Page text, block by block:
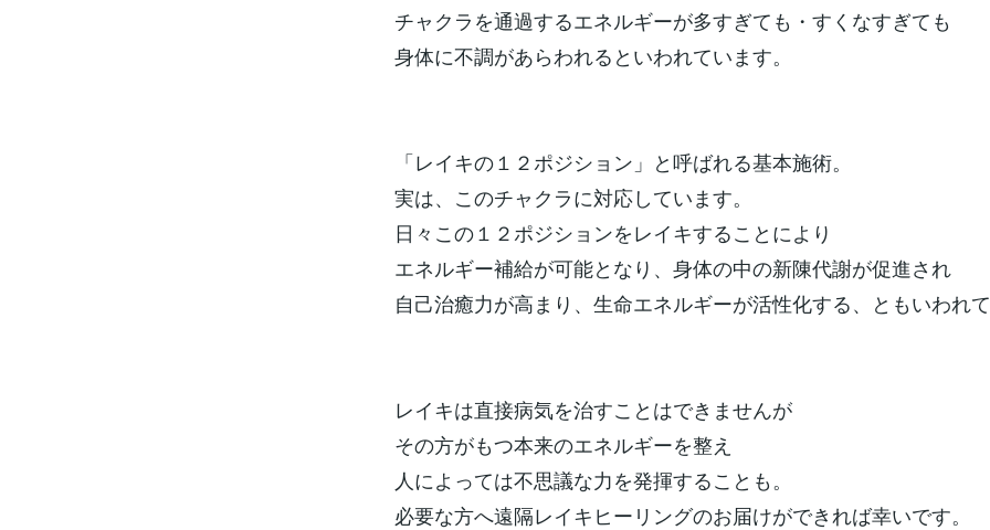
チャクラを通過するエネルギーが多すぎても・すくなすぎても
身体に不調があらわれるといわれています。
「レイキの１２ポジション」と呼ばれる基本施術。
実は、このチャクラに対応しています。
日々この１２ポジションをレイキすることにより
エネルギー補給が可能となり、身体の中の新陳代謝が促進され
自己治癒力が高まり、生命エネルギーが活性化する、ともいわれ
レイキは直接病気を治すことはできませんが
その方がもつ本来のエネルギーを整え
人によっては不思議な力を発揮することも。
必要な方へ遠隔レイキヒーリングのお届けができれば幸いです。